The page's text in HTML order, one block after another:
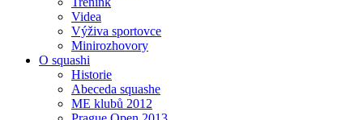
Videa
Výživa sportovce
Minirozhovory
O squashi
Historie
Abeceda squashe
ME klubů 2012